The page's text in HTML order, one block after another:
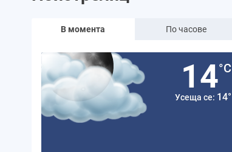
В момента По часове
14°C
Усеща се: 14°